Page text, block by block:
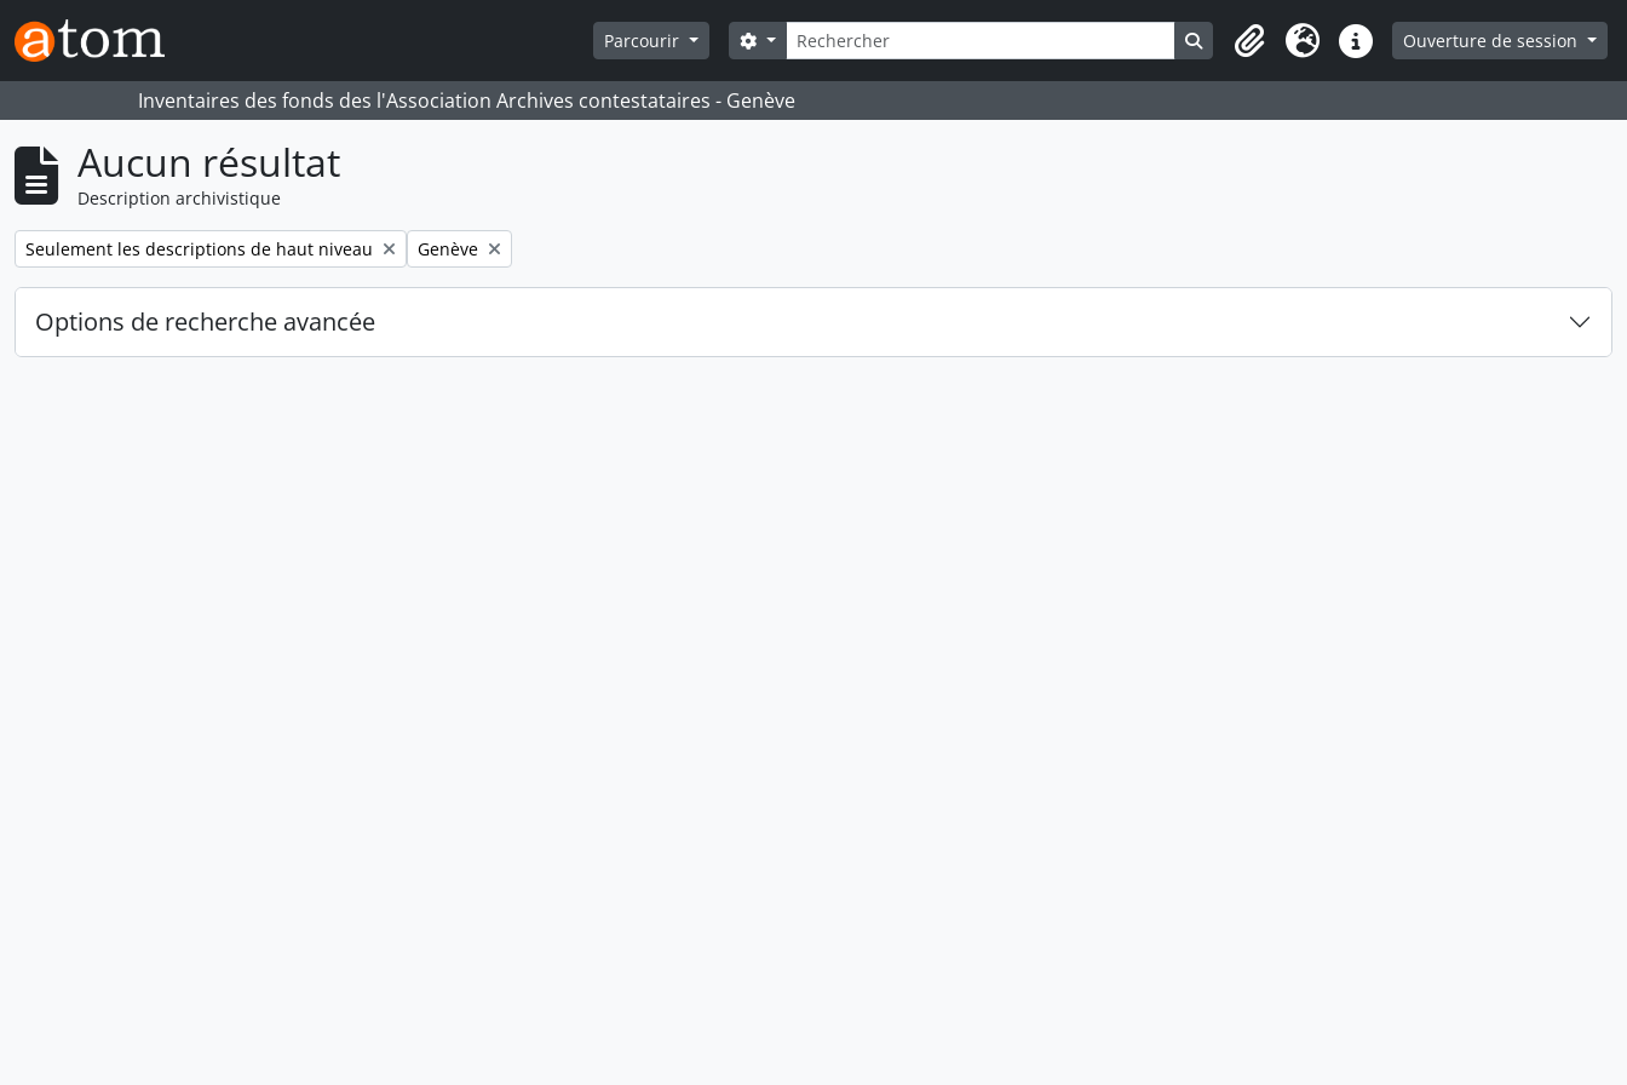
Skip to main content
Parcourir
Rechercher
Search options Search in browse page
Presse-papier
LangueLiens rapidesOuverture de session
Inventaires des fonds des l'Association Archives contestataires - Genève
Aucun résultat
Description archivistique
Remove filter:
Seulement les descriptions de haut niveau Remove filter:
Genève
Options de recherche avancée